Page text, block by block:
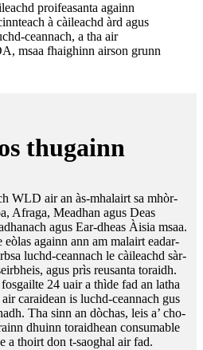
proifeasanta againn
à càileachd àrd agus
ceannach, a tha air
msaa fhaighinn airson grunn
thugainn
WLD air an às-mhalairt sa mhòr-
Afraga, Meadhan agus Deas
agus Ear-dheas Àisia msaa.
againn ann am malairt eadar-
luchd-ceannach le càileachd sàr-
agus prìs reusanta toraidh.
24 uair a thìde fad an latha
caraidean is luchd-ceannach gus
Tha sinn an dòchas, leis a’ cho-
dhuinn toraidhean consumable
a thoirt don t-saoghal air fad.